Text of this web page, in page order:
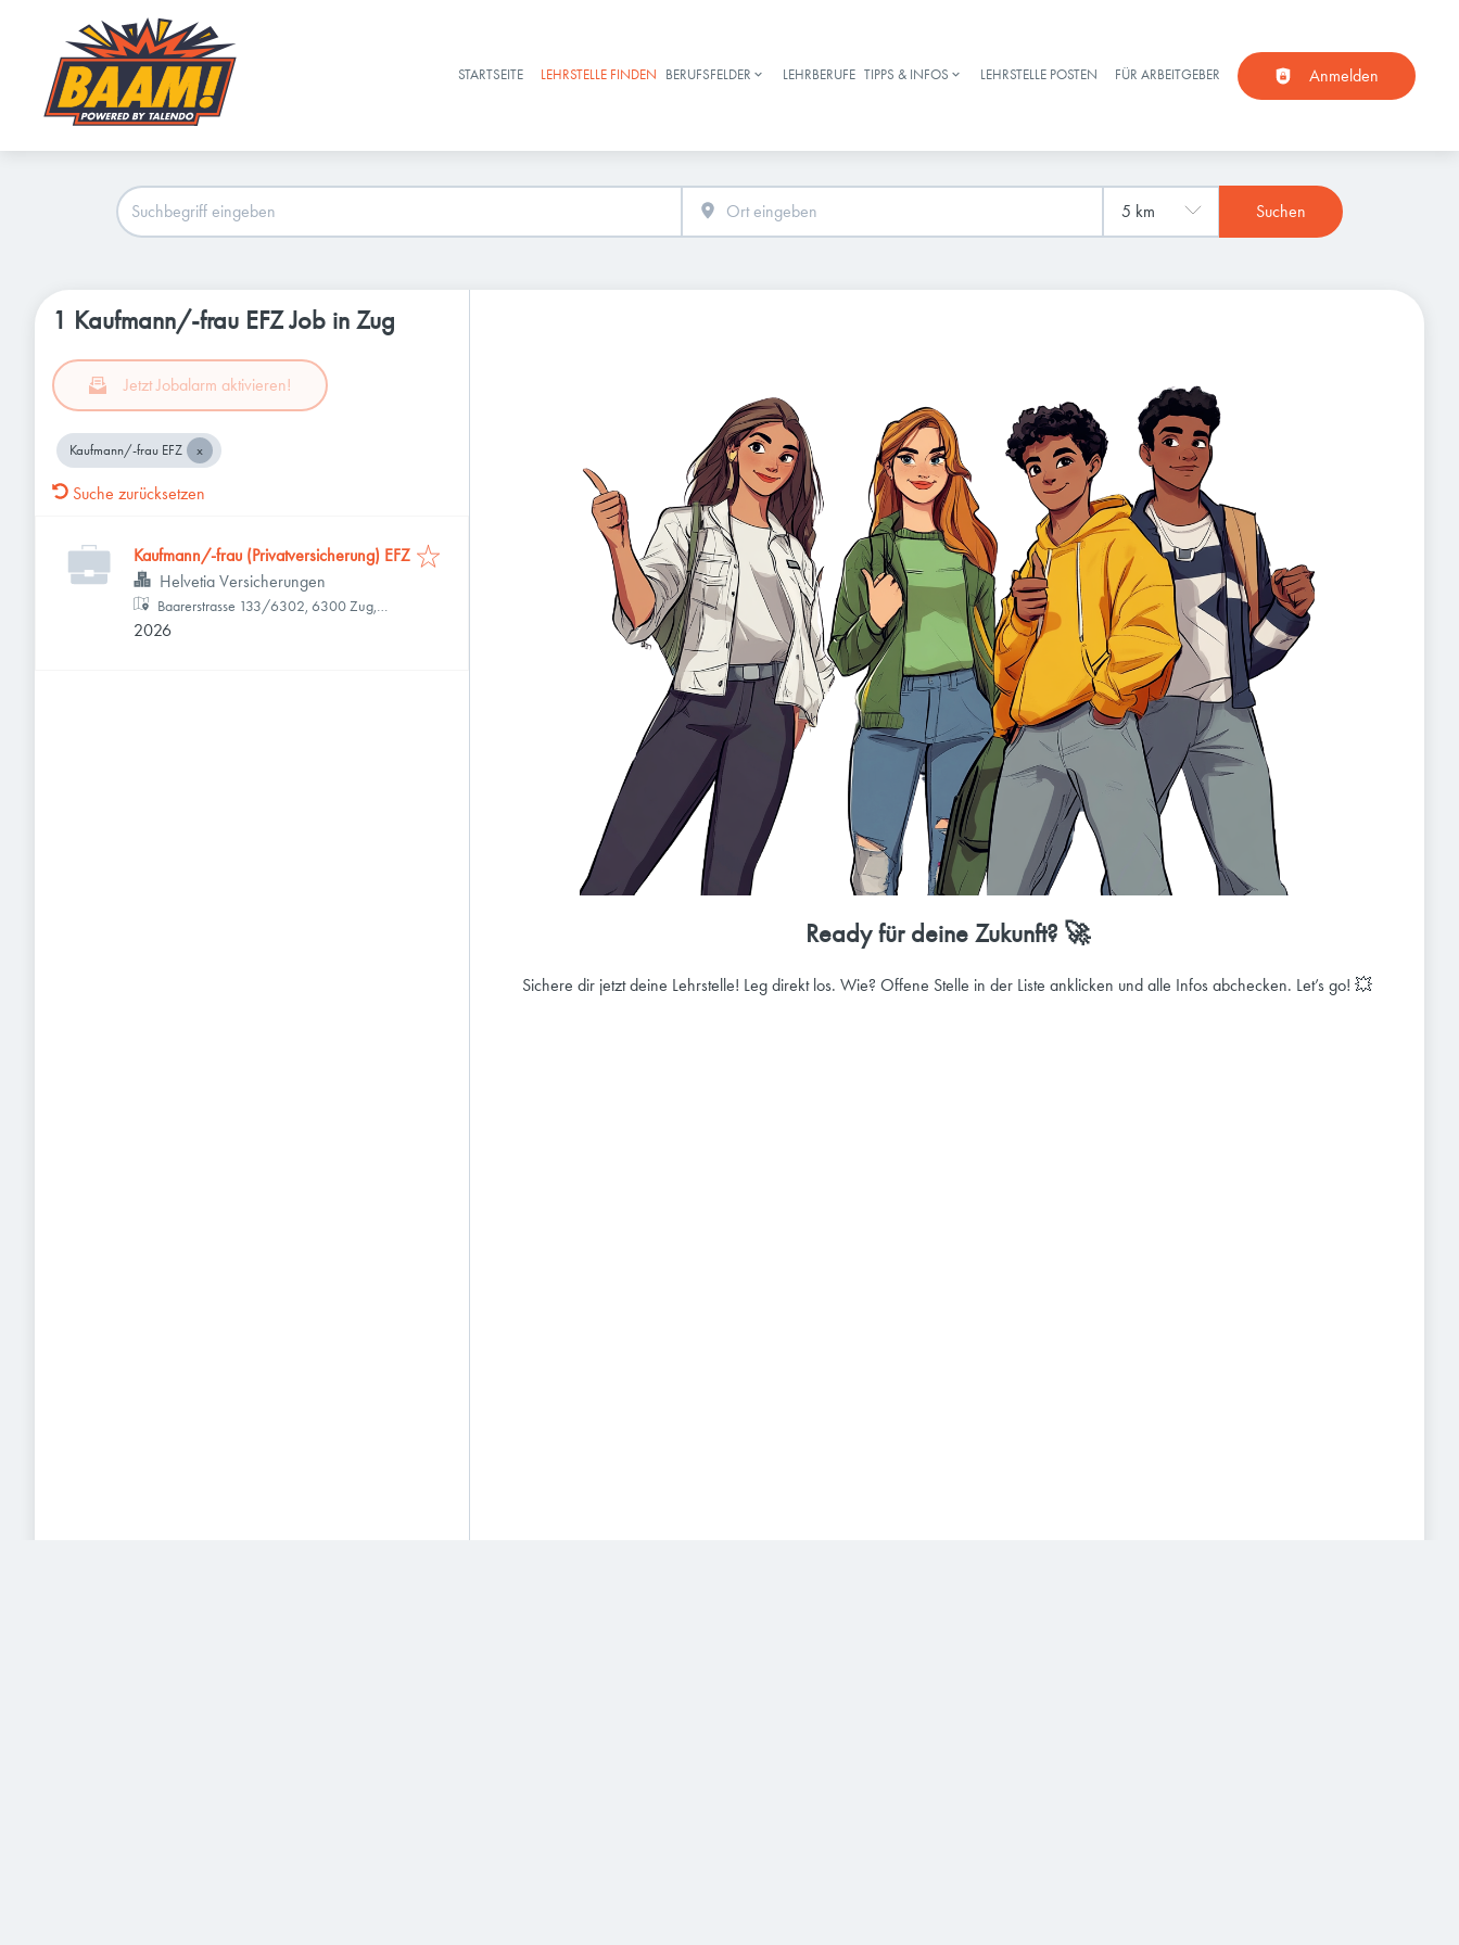
Haupt-Navigation
STARTSEITE LEHRSTELLE FINDEN BERUFSFELDER LEHRBERUFE TIPPS & INFOS LEHRSTELLE POSTEN FÜR ARBEITGEBER Anmelden
Suchen
1 Kaufmann/-frau EFZ Job in Zug
Jetzt Jobalarm aktivieren!
Kaufmann/-frau EFZ
Suche zurücksetzen
Kaufmann/-frau (Privatversicherung) EFZ
Helvetia Versicherungen
Baarerstrasse 133/6302, 6300 Zug,
Schweiz
2026
Ready für deine Zukunft? 🚀
Sichere dir jetzt deine Lehrstelle! Leg direkt los. Wie? Offene Stelle in der Liste anklicken und alle Infos abchecken. Let’s go! 💥